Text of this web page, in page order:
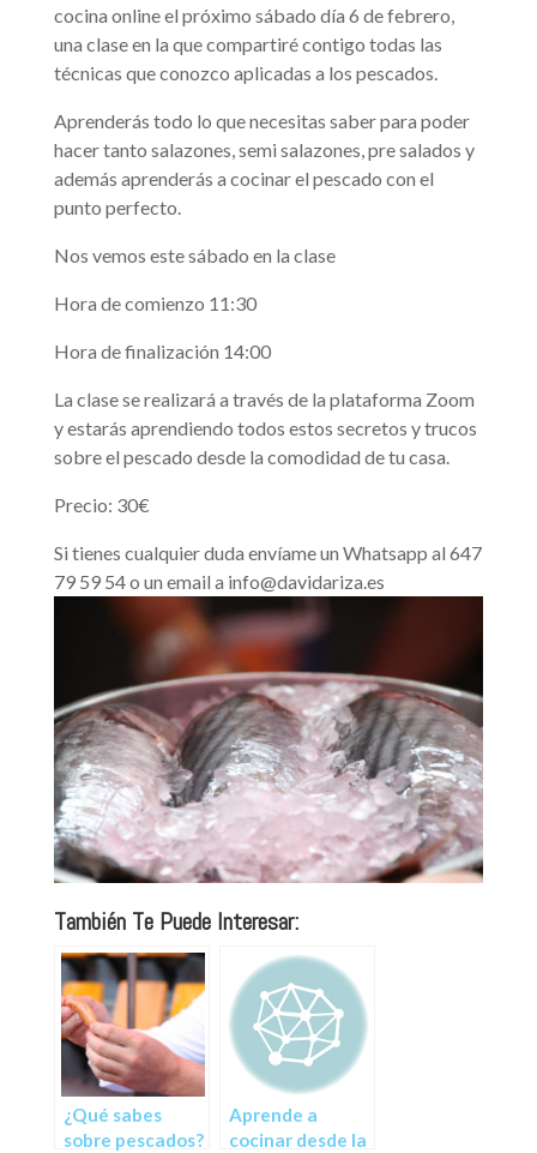
cocina online el próximo sábado día 6 de febrero,
una clase en la que compartiré contigo todas las
técnicas que conozco aplicadas a los pescados.
Aprenderás todo lo que necesitas saber para poder
hacer tanto salazones, semi salazones, pre salados y
además aprenderás a cocinar el pescado con el
punto perfecto.
Nos vemos este sábado en la clase
Hora de comienzo 11:30
Hora de finalización 14:00
La clase se realizará a través de la plataforma Zoom
y estarás aprendiendo todos estos secretos y trucos
sobre el pescado desde la comodidad de tu casa.
Precio: 30€
Si tienes cualquier duda envíame un Whatsapp al 647
79 59 54 o un email a info@davidariza.es
También Te Puede Interesar:
¿Qué sabes
sobre pescados?
Aprende a
cocinar desde la